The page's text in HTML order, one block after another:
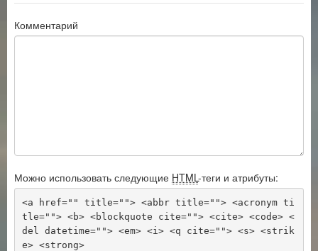
Комментарий
Можно использовать следующие HTML-теги и атрибуты:
<a href="" title=""> <abbr title=""> <acronym ti
tle=""> <b> <blockquote cite=""> <cite> <code> <
del datetime=""> <em> <i> <q cite=""> <s> <strik
e> <strong>